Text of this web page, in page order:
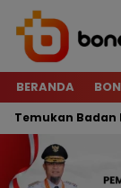
BERANDA
Badan